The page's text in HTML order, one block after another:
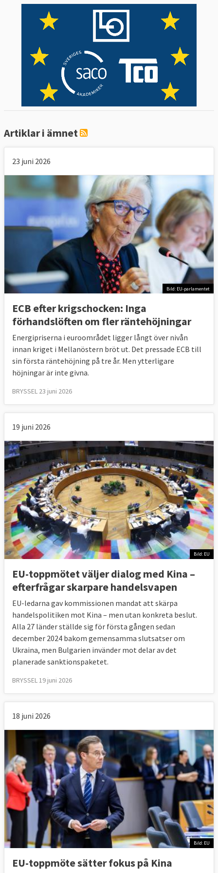
Artiklar i ämnet
23 juni 2026
Bild: EU-parlamentet
ECB efter krigschocken: Inga
förhandslöften om fler räntehöjningar
Energipriserna i euroområdet ligger långt över nivån
innan kriget i Mellanöstern bröt ut. Det pressade ECB till
sin första räntehöjning på tre år. Men ytterligare
höjningar är inte givna.
BRYSSEL 23 juni 2026
19 juni 2026
Bild: EU
EU-toppmötet väljer dialog med Kina –
efterfrågar skarpare handelsvapen
EU-ledarna gav kommissionen mandat att skärpa
handelspolitiken mot Kina – men utan konkreta beslut.
Alla 27 länder ställde sig för första gången sedan
december 2024 bakom gemensamma slutsatser om
Ukraina, men Bulgarien invänder mot delar av det
planerade sanktionspaketet.
BRYSSEL 19 juni 2026
18 juni 2026
Bild: EU
EU-toppmöte sätter fokus på Kina